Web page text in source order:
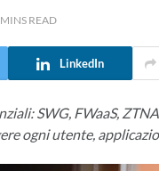
READ
LinkedIn
SWG, FWaaS,
ogni utente,